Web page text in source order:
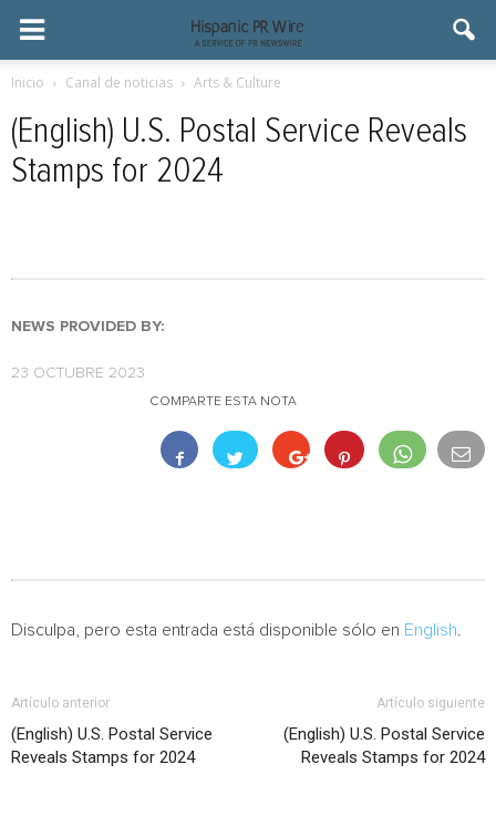
Inicio Canal de noticias Arts & Culture
(English) U.S. Postal Service Reveals
Stamps for 2024
NEWS PROVIDED BY:
23 OCTUBRE 2023
COMPARTE ESTA NOTA
Disculpa, pero esta entrada está disponible sólo en English
Artículo anterior
(English) U.S. Postal Service
Reveals Stamps for 2024
Artículo siguiente
(English) U.S. Postal Service
Reveals Stamps for 2024